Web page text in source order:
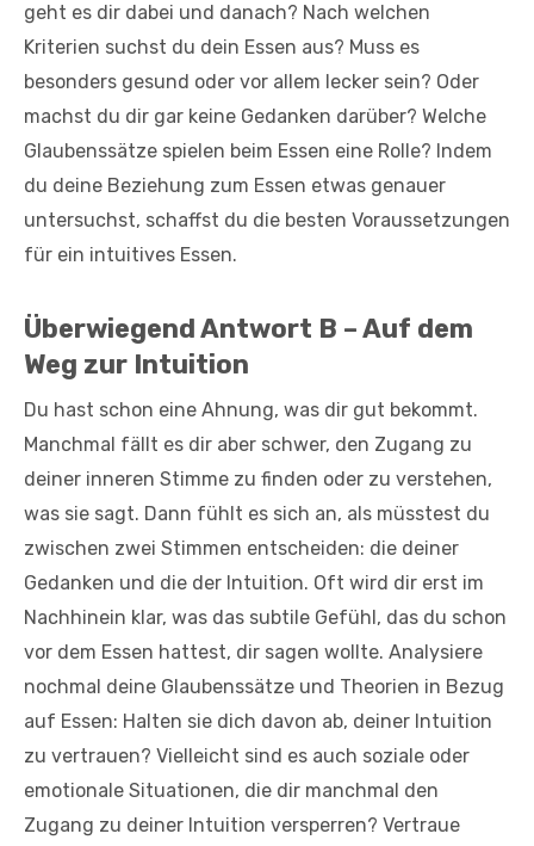
geht es dir dabei und danach? Nach welchen
Kriterien suchst du dein Essen aus? Muss es
besonders gesund oder vor allem lecker sein? Oder
machst du dir gar keine Gedanken darüber? Welche
Glaubenssätze spielen beim Essen eine Rolle? Indem
du deine Beziehung zum Essen etwas genauer
untersuchst, schaffst du die besten Voraussetzungen
für ein intuitives Essen.
Überwiegend Antwort B – Auf dem
Weg zur Intuition
Du hast schon eine Ahnung, was dir gut bekommt.
Manchmal fällt es dir aber schwer, den Zugang zu
deiner inneren Stimme zu finden oder zu verstehen,
was sie sagt. Dann fühlt es sich an, als müsstest du
zwischen zwei Stimmen entscheiden: die deiner
Gedanken und die der Intuition. Oft wird dir erst im
Nachhinein klar, was das subtile Gefühl, das du schon
vor dem Essen hattest, dir sagen wollte. Analysiere
nochmal deine Glaubenssätze und Theorien in Bezug
auf Essen: Halten sie dich davon ab, deiner Intuition
zu vertrauen? Vielleicht sind es auch soziale oder
emotionale Situationen, die dir manchmal den
Zugang zu deiner Intuition versperren? Vertraue